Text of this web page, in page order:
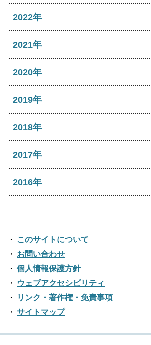
2026年04月
2026年03月
2026年02月
2025年10月
2025年08月
2025年07月
2025年06月
2025年04月
2025年02月
2024年10月
2024年08月
2024年07月
2024年06月
2024年04月
2024年01月
2023年12月
2023年10月
2023年08月
2023年07月
2023年06月
2023年04月
2023年02月
2023年01月
2022年
2022年12月
2022年10月
2022年08月
2022年07月
2022年06月
2022年03月
2022年02月
2021年
2021年12月
2021年10月
2021年08月
2021年07月
2021年04月
2021年03月
2021年02月
2021年01月
2020年
2020年12月
2020年10月
2020年08月
2020年05月
2020年04月
2020年03月
2019年
2019年12月
2019年10月
2019年07月
2019年06月
2019年05月
2018年
2018年12月
2018年10月
2018年08月
2018年07月
2018年06月
2018年05月
2018年04月
2017年
2017年12月
2017年08月
2017年07月
2017年06月
2017年05月
2016年
2016年10月
2016年09月
2016年08月
このサイトについて
お問い合わせ
個人情報保護方針
ウェブアクセシビリティ
リンク・著作権・免責事項
サイトマップ